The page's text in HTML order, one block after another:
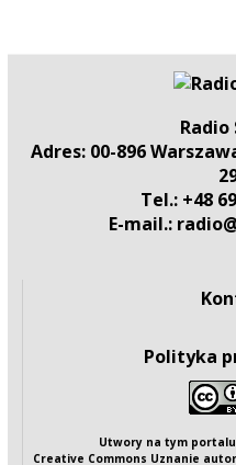
Radio
Adres: 00-896
Tel.: +48
E-mail.:
Polityka
Utwory na tym
Creative Commons Uznanie